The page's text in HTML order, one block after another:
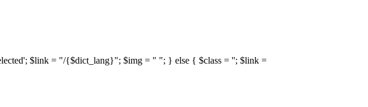
$link = "/{$dict_lang}"; $img = " "; } else { $class = ''; $link =